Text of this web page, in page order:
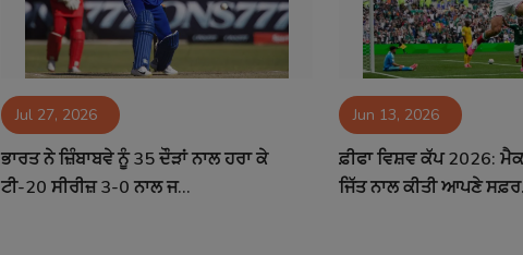
Jul 27, 2026
ਭਾਰਤ ਨੇ ਜ਼ਿੰਬਾਬਵੇ ਨੂੰ 35 ਦੌੜਾਂ ਨਾਲ ਹਰਾ ਕੇ
ਟੀ-20 ਸੀਰੀਜ਼ 3-0 ਨਾਲ ਜ...
Jun 13, 2026
ਫ਼ੀਫਾ ਵਿਸ਼ਵ ਕੱਪ 2026:
ਜਿੱਤ ਨਾਲ ਕੀਤੀ ਆਪਣੇ